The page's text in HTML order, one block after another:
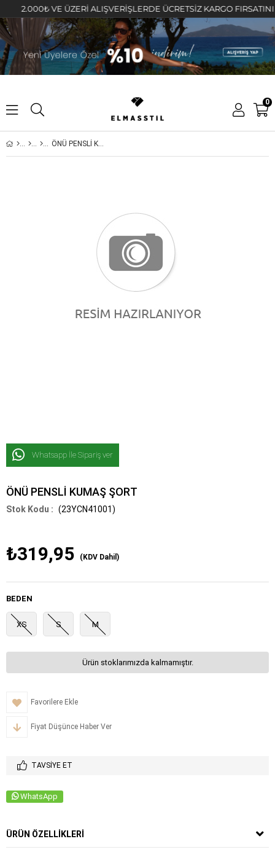
2.000₺ VE ÜZERİ ALIŞVERİŞLERDE ÜCRETSİZ KARGO FIRSATINI
0
ÖNÜ PENSLİ KUMAŞ ŞORT
Whatsapp İle Sipariş ver
ÖNÜ PENSLİ KUMAŞ ŞORT
(23YCN41001)
₺319,95 (KDV Dahil)
BEDEN
XS S M
Ürün stoklarımızda kalmamıştır.
Favorilere Ekle
Fiyat Düşünce Haber Ver
TAVSIYE ET
WhatsApp
ÜRÜN ÖZELLIKLERI